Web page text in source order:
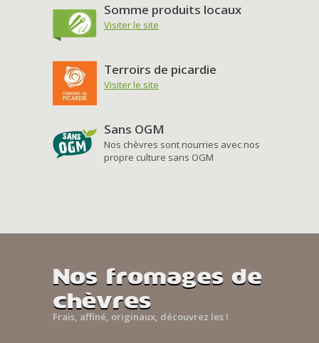
Somme produits locaux
Visiter le site
Terroirs de picardie
Visiter le site
Sans OGM
Nos chèvres sont nourries avec nos
propre culture sans OGM
Nos fromages de
chèvres
Frais, affiné, originaux, découvrez les !